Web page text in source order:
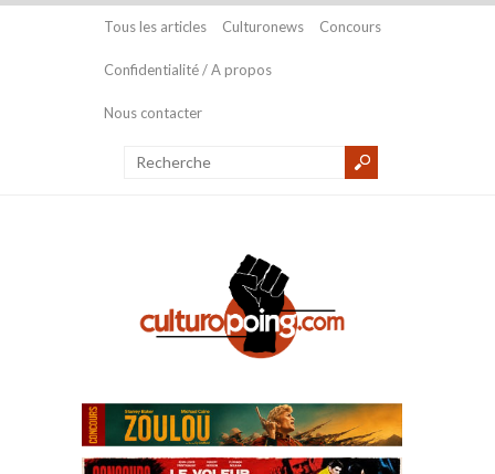
Tous les articles Culturonews Concours
Confidentialité / A propos
Nous contacter